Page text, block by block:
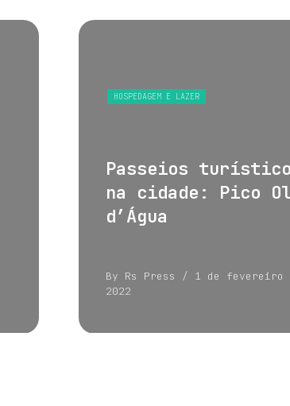
HOSPEDAGEM E LAZER
Passeios
na cidade: Pico
d’Água
By Rs Press
/ 1 de fevereiro
2022